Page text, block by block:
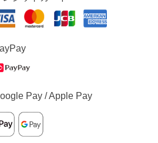
Pay / Apple Pay